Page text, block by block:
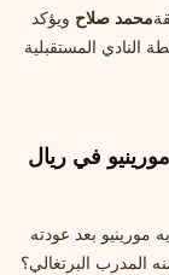
محمد صلاح ويؤكد
النادي المستقبلية
في ريال
بعد عودته
المدرب البرتغالي؟